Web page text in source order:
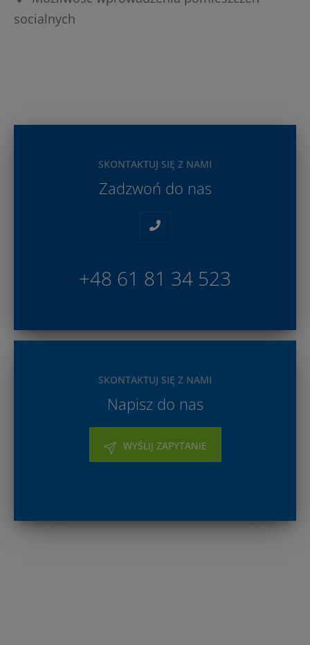
socialnych
SKONTAKTUJ SIĘ Z NAMI
Zadzwoń do nas
+48 61 81 34 523
SKONTAKTUJ SIĘ Z NAMI
Napisz do nas
WYŚLIJ ZAPYTANIE